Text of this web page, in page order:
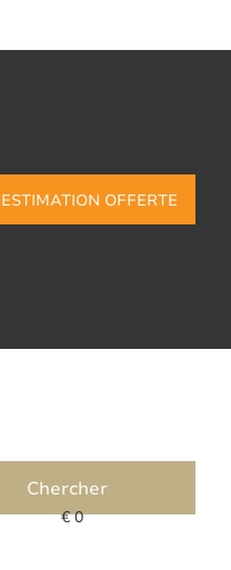
ESTIMATION OFFERTE
Chercher